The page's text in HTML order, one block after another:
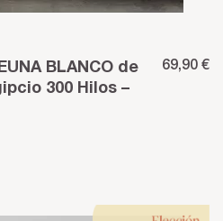
BLANCO de
300 Hilos –
69,90 €